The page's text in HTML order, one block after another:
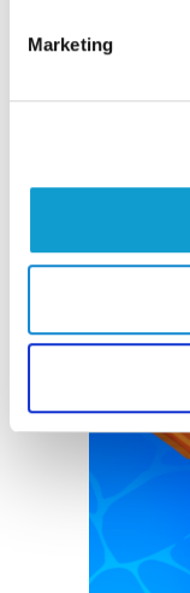
Marketing